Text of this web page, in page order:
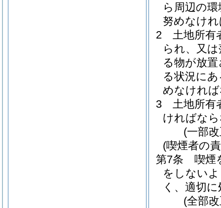
ら周辺の
努めなけ
2
土地所有
られ、又
る物が放
る状況に
めなけれ
3
土地所有
ければな
(一部
(喫煙者の
第7条
喫煙
をしない
く、適切
(全部